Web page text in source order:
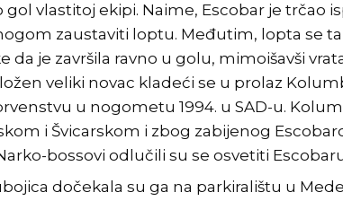
vlastitoj ekipi. Naime, Escobar je trčao
zaustaviti loptu. Međutim, lopta se
je završila ravno u golu, mimoišavši
veliki novac kladeći se u prolaz
u nogometu 1994. u SAD-u.
i Švicarskom i zbog zabijenog
bossovi odlučili su se osvetiti
dočekala su ga na parkiralištu u